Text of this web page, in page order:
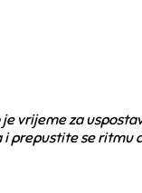
vrijeme za
i prepustite se ritmu